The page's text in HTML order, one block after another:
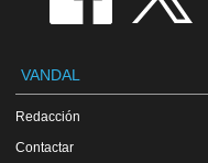
VANDAL
Redacción
Contactar